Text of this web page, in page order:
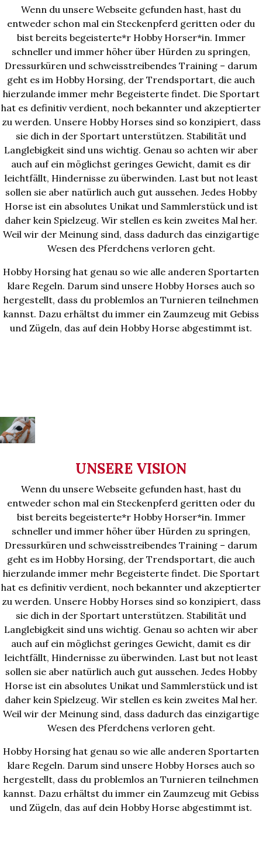
Wenn du unsere Webseite gefunden hast, hast du
entweder schon mal ein Steckenpferd geritten oder du
bist bereits begeisterte*r Hobby Horser*in. Immer
schneller und immer höher über Hürden zu springen,
Dressurküren und schweisstreibendes Training – darum
geht es im Hobby Horsing, der Trendsportart, die auch
hierzulande immer mehr Begeisterte findet. Die Sportart
hat es definitiv verdient, noch bekannter und akzeptierter
zu werden. Unsere Hobby Horses sind so konzipiert, dass
sie dich in der Sportart unterstützen. Stabilität und
Langlebigkeit sind uns wichtig. Genau so achten wir aber
auch auf ein möglichst geringes Gewicht, damit es dir
leichtfällt, Hindernisse zu überwinden. Last but not least
sollen sie aber natürlich auch gut aussehen. Jedes Hobby
Horse ist ein absolutes Unikat und Sammlerstück und ist
daher kein Spielzeug. Wir stellen es kein zweites Mal her.
Weil wir der Meinung sind, dass dadurch das einzigartige
Wesen des Pferdchens verloren geht.
Hobby Horsing hat genau so wie alle anderen Sportarten
klare Regeln. Darum sind unsere Hobby Horses auch so
hergestellt, dass du problemlos an Turnieren teilnehmen
kannst. Dazu erhältst du immer ein Zaumzeug mit Gebiss
und Zügeln, das auf dein Hobby Horse abgestimmt ist.
UNSERE VISION
Wenn du unsere Webseite gefunden hast, hast du
entweder schon mal ein Steckenpferd geritten oder du
bist bereits begeisterte*r Hobby Horser*in. Immer
schneller und immer höher über Hürden zu springen,
Dressurküren und schweisstreibendes Training – darum
geht es im Hobby Horsing, der Trendsportart, die auch
hierzulande immer mehr Begeisterte findet. Die Sportart
hat es definitiv verdient, noch bekannter und akzeptierter
zu werden. Unsere Hobby Horses sind so konzipiert, dass
sie dich in der Sportart unterstützen. Stabilität und
Langlebigkeit sind uns wichtig. Genau so achten wir aber
auch auf ein möglichst geringes Gewicht, damit es dir
leichtfällt, Hindernisse zu überwinden. Last but not least
sollen sie aber natürlich auch gut aussehen. Jedes Hobby
Horse ist ein absolutes Unikat und Sammlerstück und ist
daher kein Spielzeug. Wir stellen es kein zweites Mal her.
Weil wir der Meinung sind, dass dadurch das einzigartige
Wesen des Pferdchens verloren geht.
Hobby Horsing hat genau so wie alle anderen Sportarten
klare Regeln. Darum sind unsere Hobby Horses auch so
hergestellt, dass du problemlos an Turnieren teilnehmen
kannst. Dazu erhältst du immer ein Zaumzeug mit Gebiss
und Zügeln, das auf dein Hobby Horse abgestimmt ist.